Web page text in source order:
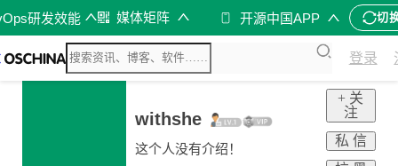
研发效能 媒体矩阵 开源中国APP 切
登录
withshe
这个人没有介绍！
+ 关
注
私 信